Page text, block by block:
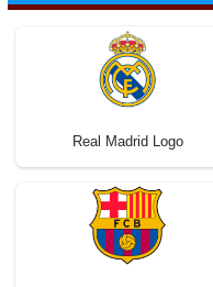
Real Madrid Logo